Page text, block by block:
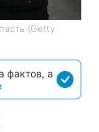
(Getty
фактов, а